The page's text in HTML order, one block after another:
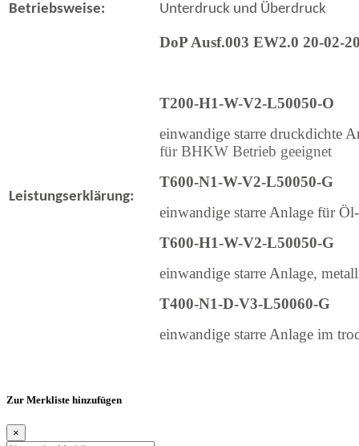
Betriebsweise:
Unterdruck und Überdruck
Leistungserklärung:
DoP Ausf.003 EW2.0 20-02-
T200-H1-W-V2-L50050-O
einwandige starre druckdichte
für BHKW Betrieb geeignet
T600-N1-W-V2-L50050-G
einwandige starre Anlage für
T600-H1-W-V2-L50050-G
einwandige starre Anlage,
T400-N1-D-V3-L50060-G
einwandige starre Anlage im
Zur Merkliste hinzufügen
×